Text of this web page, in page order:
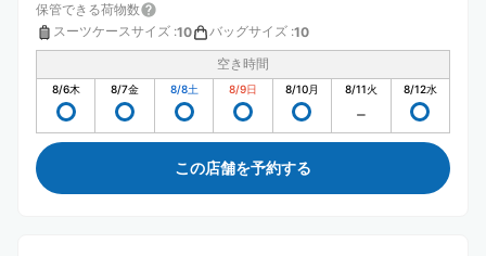
保管できる荷物数
スーツケースサイズ :10 バッグサイズ :10
空き時間
8/6木 8/7金 8/8土 8/9日 8/10月 8/11火 8/12水
この店舗を予約する